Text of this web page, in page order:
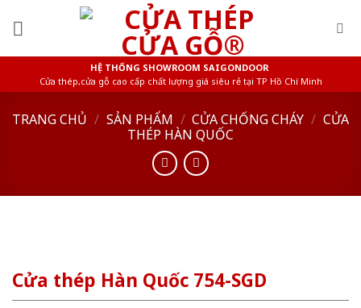
HỆ THỐNG SHOWROOM SAIGONDOOR
Cửa thép,cửa gỗ cao cấp chất lượng giá siêu rẻ tại TP Hồ Chí Minh
TRANG CHỦ / SẢN PHẨM / CỬA CHỐNG CHÁY / CỬA
THÉP HÀN QUỐC
Cửa thép Hàn Quốc 754-SGD